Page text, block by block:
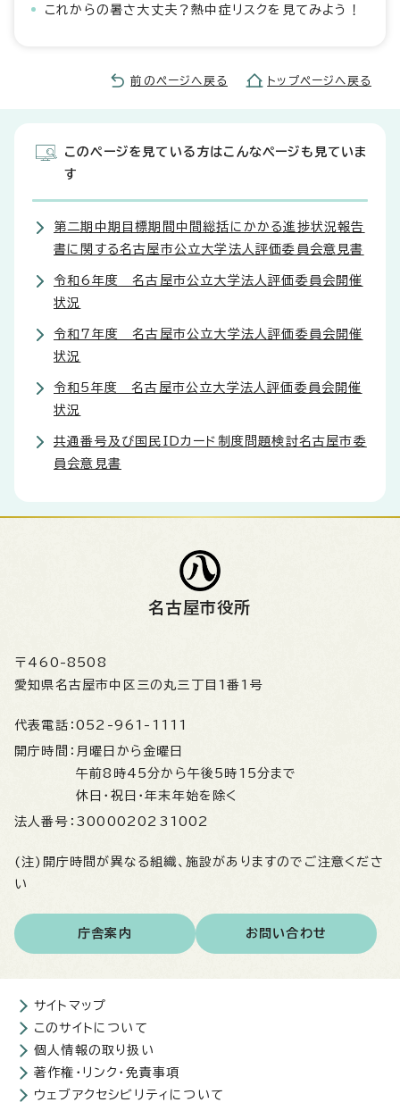
これからの暑さ大丈夫？熱中症リスクを見てみよう！
前のページへ戻る トップページへ戻る
このページを見ている方はこんなページも見ていま
す
第二期中期目標期間中間総括にかかる進捗状況報告
書に関する名古屋市公立大学法人評価委員会意見書
令和6年度 名古屋市公立大学法人評価委員会開催
状況
令和7年度 名古屋市公立大学法人評価委員会開催
状況
令和5年度 名古屋市公立大学法人評価委員会開催
状況
共通番号及び国民IDカード制度問題検討名古屋市委
員会意見書
名古屋市役所
〒460-8508
愛知県名古屋市中区三の丸三丁目1番1号
代表電話： 052-961-1111
開庁時間： 月曜日から金曜日
午前8時45分から午後5時15分まで
休日・祝日・年末年始を除く
法人番号： 3000020231002
(注)開庁時間が異なる組織、施設がありますのでご注意くださ
い
庁舎案内 お問い合わせ
サイトマップ
このサイトについて
個人情報の取り扱い
著作権・リンク・免責事項
ウェブアクセシビリティについて